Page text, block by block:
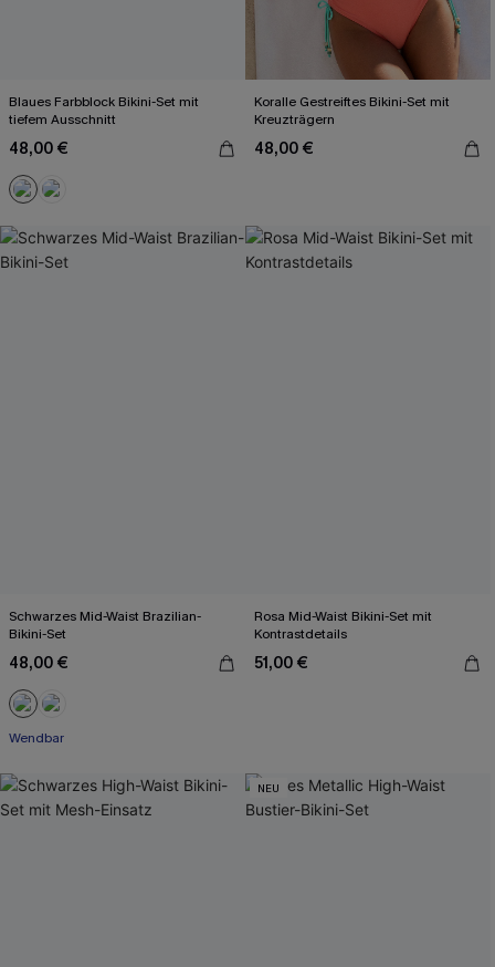
Blaues Farbblock Bikini-Set mit
tiefem Ausschnitt
48,00 €
Koralle Gestreiftes Bikini-Set mit
Kreuzträgern
48,00 €
Schwarzes Mid-Waist Brazilian-
Bikini-Set
48,00 €
Wendbar
Rosa Mid-Waist Bikini-Set mit
Kontrastdetails
51,00 €
NEU